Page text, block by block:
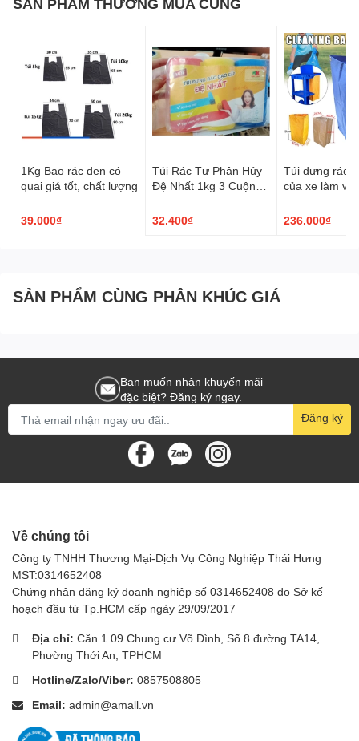
Trong giai đoạn hiện nay, nhằm chung tay giảm thải rác nhựa các
1Kg Bao rác đen có
quai giá tốt, chất lượng
39.000₫
Túi Rác Tự Phân Hủy
Đệ Nhất 1kg 3 Cuộn
32.400₫
Túi đựng rác
của xe làm vệ
236.000₫
SẢN PHẨM CÙNG PHÂN KHÚC GIÁ
Bạn muốn nhận khuyến mãi
đặc biệt? Đăng ký ngay.
Đăng ký
Về chúng tôi
Công ty TNHH Thương Mại-Dịch Vụ Công Nghiệp Thái Hưng
MST:0314652408
Chứng nhận đăng ký doanh nghiệp số 0314652408 do Sở kế
hoạch đầu từ Tp.HCM cấp ngày 29/09/2017
Địa chỉ: Căn 1.09 Chung cư Võ Đình, Số 8 đường TA14,
Phường Thới An, TPHCM
Hotline/Zalo/Viber: 0857508805
Email: admin@amall.vn